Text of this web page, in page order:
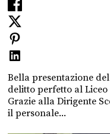
Bella presentazione
delitto perfetto al
Grazie alla Dirigente
il personale...